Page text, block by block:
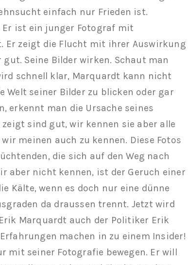
einfach nur Frieden ist.
ist ein junger Fotograf mit
Er zeigt die Flucht mit ihrer Auswirkung
Seine Bilder wirken. Schaut man
schnell klar, Marquardt kann nicht
Welt seiner Bilder zu blicken oder gar
erkennt man die Ursache seines
zeigt sind gut, wir kennen sie aber alle
meinen auch zu kennen. Diese Fotos
die sich auf den Weg nach
aber nicht kennen, ist der Geruch einer
Kälte, wenn es doch nur eine dünne
da draussen trennt. Jetzt wird
Marquardt auch der Politiker Erik
machen in zu einem Insider!
mit seiner Fotografie bewegen. Er will